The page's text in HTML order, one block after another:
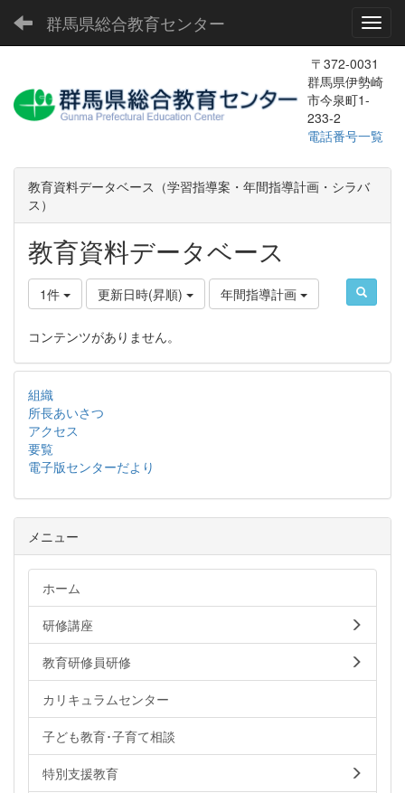
群馬県総合教育センター
〒372-0031
群馬県伊勢崎
市今泉町1-
233-2
電話番号一覧
教育資料データベース（学習指導案・年間指導計画・シラバ
ス）
教育資料データベース
1件 更新日時(昇順) 年間指導計画
コンテンツがありません。
組織
所長あいさつ
アクセス
要覧
電子版センターだより
メニュー
ホーム
研修講座
教育研修員研修
カリキュラムセンター
子ども教育･子育て相談
特別支援教育